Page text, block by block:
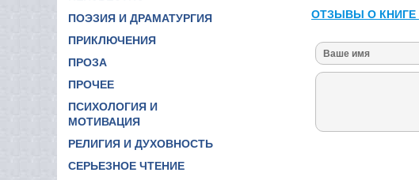
ПОЭЗИЯ И ДРАМАТУРГИЯ
ПРИКЛЮЧЕНИЯ
ПРОЗА
ПРОЧЕЕ
ПСИХОЛОГИЯ И
МОТИВАЦИЯ
РЕЛИГИЯ И ДУХОВНОСТЬ
СЕРЬЕЗНОЕ ЧТЕНИЕ
ОТЗЫВЫ О КНИГЕ